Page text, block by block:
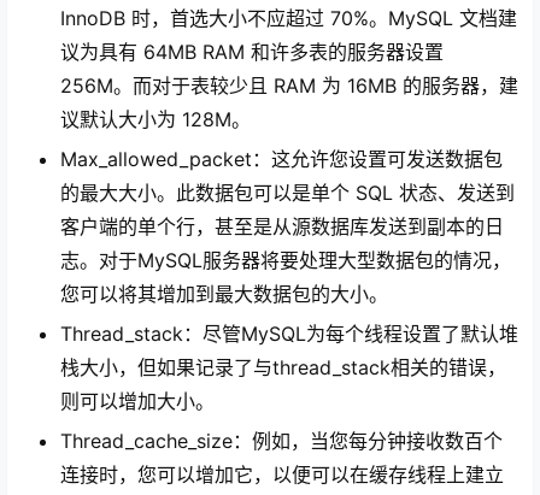
InnoDB 时，首选大小不应超过 70%。MySQL 文档建
议为具有 64MB RAM 和许多表的服务器设置
256M。而对于表较少且 RAM 为 16MB 的服务器，建
议默认大小为 128M。
Max_allowed_packet：这允许您设置可发送数据包
的最大大小。此数据包可以是单个 SQL 状态、发送到
客户端的单个行，甚至是从源数据库发送到副本的日
志。对于MySQL服务器将要处理大型数据包的情况，
您可以将其增加到最大数据包的大小。
Thread_stack：尽管MySQL为每个线程设置了默认堆
栈大小，但如果记录了与thread_stack相关的错误，
则可以增加大小。
Thread_cache_size：例如，当您每分钟接收数百个
连接时，您可以增加它，以便可以在缓存线程上建立